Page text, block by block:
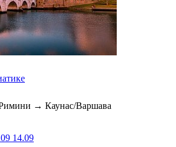
→ Каунас/Варшава
14.09